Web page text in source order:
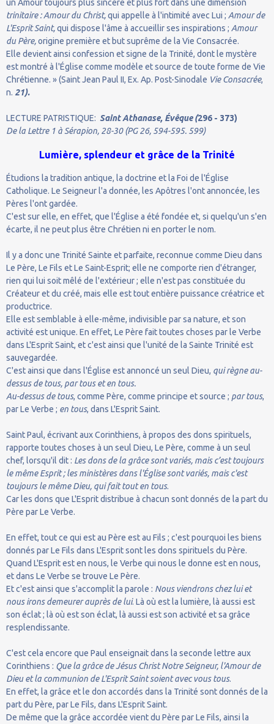
un Amour toujours plus sincère et plus fort dans une dimension
trinitaire : Amour du Christ,qui appelle à l'intimité avec Lui ; Amour de
L'Esprit Saint,qui dispose l'âme à accueillir ses inspirations ; Amour
du Père,origine première et but suprême de la Vie Consacrée.
Elle devient ainsi confession et signe de la Trinité, dont le mystère
est montré à l'Église comme modèle et source de toute forme de Vie
Chrétienne. » (Saint Jean Paul II, Ex. Ap. Post-Sinodale Vie Consacrée,
n. 21).
LECTURE PATRISTIQUE: Saint Athanase, Évêque (296 - 373)
De la Lettre 1 à Sérapion, 28-30 (PG 26, 594-595. 599)
Lumière, splendeur et grâce de la Trinité
Étudions la tradition antique, la doctrine et la Foi de l'Église
Catholique. Le Seigneur l'a donnée, les Apôtres l'ont annoncée, les
Pères l'ont gardée.
C'est sur elle, en effet, que l'Église a été fondée et, si quelqu'un s'en
écarte, il ne peut plus être Chrétien ni en porter le nom.
Il y a donc une Trinité Sainte et parfaite, reconnue comme Dieu dans
Le Père, Le Fils et Le Saint-Esprit; elle ne comporte rien d'étranger,
rien qui lui soit mêlé de l'extérieur ; elle n'est pas constituée du
Créateur et du créé, mais elle est tout entière puissance créatrice et
productrice.
Elle est semblable à elle-même, indivisible par sa nature, et son
activité est unique. En effet, Le Père fait toutes choses par le Verbe
dans L'Esprit Saint, et c'est ainsi que l'unité de la Sainte Trinité est
sauvegardée.
C'est ainsi que dans l'Église est annoncé un seul Dieu, qui règne au-
dessus de tous, par tous et en tous.
Au-dessus de tous, comme Père, comme principe et source ; par tous,
par Le Verbe ; en tous, dans L'Esprit Saint.
Saint Paul, écrivant aux Corinthiens, à propos des dons spirituels,
rapporte toutes choses à un seul Dieu, Le Père, comme à un seul
chef, lorsqu'il dit : Les dons de la grâce sont variés, mais c’est toujours
le même Esprit ; les ministères dans l'Église sont variés, mais c'est
toujours le même Dieu, qui fait tout en tous.
Car les dons que L'Esprit distribue à chacun sont donnés de la part du
Père par Le Verbe.
En effet, tout ce qui est au Père est au Fils ; c'est pourquoi les biens
donnés par Le Fils dans L'Esprit sont les dons spirituels du Père.
Quand L'Esprit est en nous, le Verbe qui nous le donne est en nous,
et dans Le Verbe se trouve Le Père.
Et c'est ainsi que s'accomplit la parole : Nous viendrons chez lui et
nous irons demeurer auprès de lui. Là où est la lumière, là aussi est
son éclat ; là où est son éclat, là aussi est son activité et sa grâce
resplendissante.
C'est cela encore que Paul enseignait dans la seconde lettre aux
Corinthiens : Que la grâce de Jésus Christ Notre Seigneur, l'Amour de
Dieu et la communion de L'Esprit Saint soient avec vous tous.
En effet, la grâce et le don accordés dans la Trinité sont donnés de la
part du Père, par Le Fils, dans L'Esprit Saint.
De même que la grâce accordée vient du Père par Le Fils, ainsi la